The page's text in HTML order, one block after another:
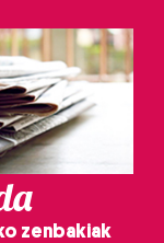
zenbakiak